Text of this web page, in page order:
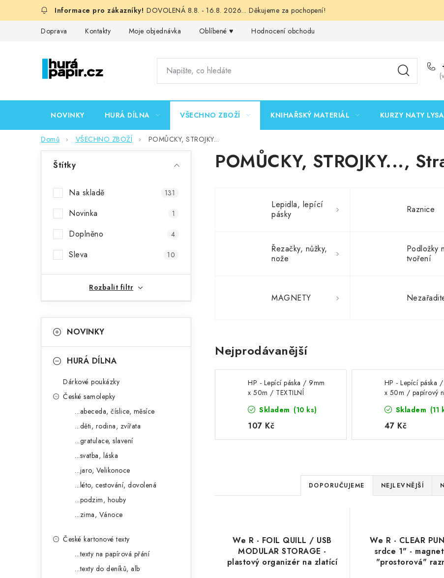
DOVOLENÁ 8.8. - 16.8. 2026... Děkujeme za pochopení!
Doprava Kontakty Moje objednávka Oblíbené ♥️ Hodnocení obchodu
NOVINKY HURÁ DÍLNA VŠECHNO ZBOŽÍ KNIHAŘSKÝ MATERIÁL KURZY NATY
Domů VŠECHNO ZBOŽÍ POMŮCKY, STROJKY...
n
í
a
Štítky
Na skladě 131
Novinka 1
Doplněno 4
Sleva 10
Rozbalit filtr
kategorie
a
NOVINKY
HURÁ DÍLNA
Dárkové poukázky
České samolepky
...abeceda, číslice, měsíce
...děti, rodina, zvířata
...gratulace, slavení
...svatba, láska
...jaro, Velikonoce
...léto, cestování, dovolená
...podzim, houby
...zima, Vánoce
České kartonové texty
...texty na papírová přání
...texty do deníků, alb
POMŮCKY, STROJKY...,
Lepidla, lepící
pásky
Raznice
Řezačky, nůžky,
nože
Podložky
tvoření
MAGNETY
Nejprodávanější
HP - Lepící páska / 9mm
x 50m / TEXTILNÍ
- extra silně lepící
permanentní oboustranná
páska, 1 ks
Skladem (10 ks)
107 Kč
HP - Lepící páska
x 50m / papírový
oboustranná páska,
Skladem (11
47 Kč
Ř
a
e
n
DOPORUČUJEME NEJLEVNĚJŠÍ
We R - FOIL QUILL / USB
MODULAR STORAGE -
plastový organizér na zlatící
We R - CLEAR
srdce 1" -
"prostorová"